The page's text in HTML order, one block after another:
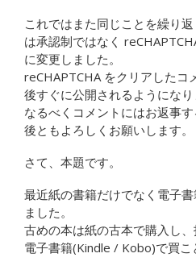
これではまた同じことを繰り
は承認制ではなく
に変更しました。
reCHAPTCHA をクリアしたコ
後すぐに公開されるようになり
なるべくコメントにはお返事
後ともよろしくお願いします。
さて、本題です。
最近紙の書籍だけでなく電子
ました。
古めの本は紙の古本で購入し
電子書籍(Kindle / Kobo)で買こ